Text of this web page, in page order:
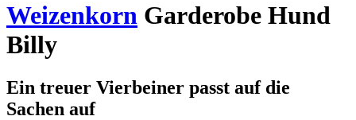
Weizenkorn Garderobe Hund
Billy
Ein treuer Vierbeiner passt auf die
Sachen auf